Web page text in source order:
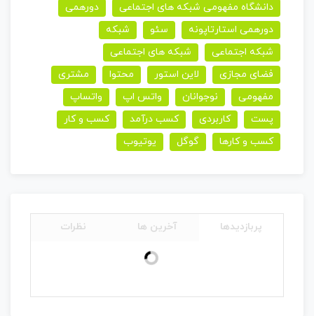
دانشگاه مفهومی شبکه های اجتماعی
دورهمی
دورهمی استارتاپونه
سئو
شبکه
شبکه اجتماعی
شبکه های اجتماعی
فضای مجازی
لاین استور محتوا
مشتری
مفهومی
نوجوانان واتس اپ
واتساپ
پست
کاربردی کسب درآمد
کسب و کار
کسب و کارها
گوگل یوتیوب
پربازدیدها آخرین ها نظرات